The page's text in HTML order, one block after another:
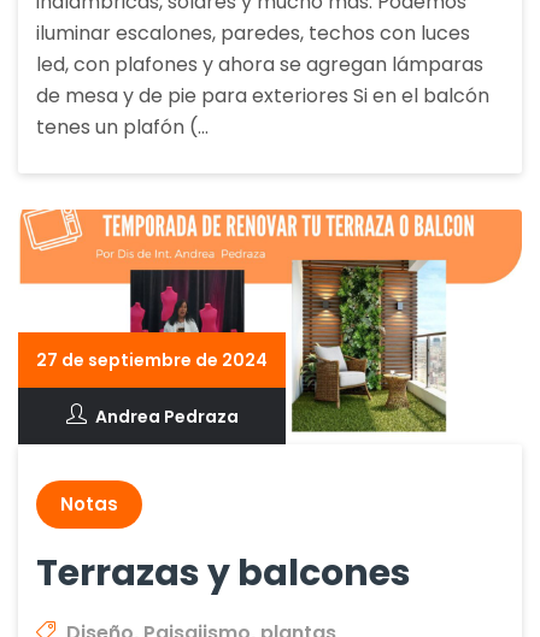
iluminar escalones, paredes, techos con luces
led, con plafones y ahora se agregan lámparas
de mesa y de pie para exteriores Si en el balcón
tenes un plafón (…
27 de septiembre de 2024
Andrea Pedraza
Notas
Terrazas y balcones